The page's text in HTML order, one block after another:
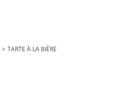
> TARTE À LA BIÈRE